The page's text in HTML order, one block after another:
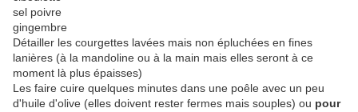
sel poivre
gingembre
Détailler les courgettes lavées mais non épluchées en fines
lanières (à la mandoline ou à la main mais elles seront à ce
moment là plus épaisses)
Les faire cuire quelques minutes dans une poêle avec un peu
d'huile d'olive (elles doivent rester fermes mais souples) ou pour